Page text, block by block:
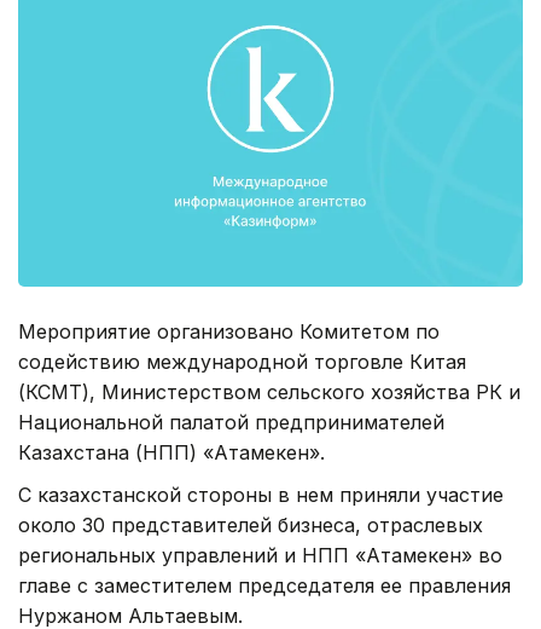
Мероприятие организовано Комитетом по
содействию международной торговле Китая
(КСМТ), Министерством сельского хозяйства РК и
Национальной палатой предпринимателей
Казахстана (НПП) «Атамекен».
С казахстанской стороны в нем приняли участие
около 30 представителей бизнеса, отраслевых
региональных управлений и НПП «Атамекен» во
главе с заместителем председателя ее правления
Нуржаном Альтаевым.